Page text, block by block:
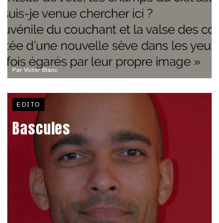
Par Victor Blanc
EDITO
Bascules